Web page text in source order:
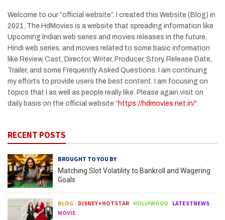
Welcome to our “official website”, I created this Website (Blog) in
2021, The HdMovies is a website that spreading information like
Upcoming Indian web series and movies releases in the future,
Hindi web series, and movies related to some basic information
like Review, Cast, Director, Writer, Producer, Story, Release Date,
Trailer, and some Frequently Asked Questions. I am continuing
my efforts to provide users the best content. I am focusing on
topics that I as well as people really like. Please again visit on
daily basis on the official website “ https://hdmovies.net.in/“.
RECENT POSTS
BROUGHT TO YOU BY
Matching Slot Volatility to Bankroll and Wagering
Goals
BLOG DISNEY+HOTSTAR HOLLYWOOD
LATESTNEWS
MOVIE